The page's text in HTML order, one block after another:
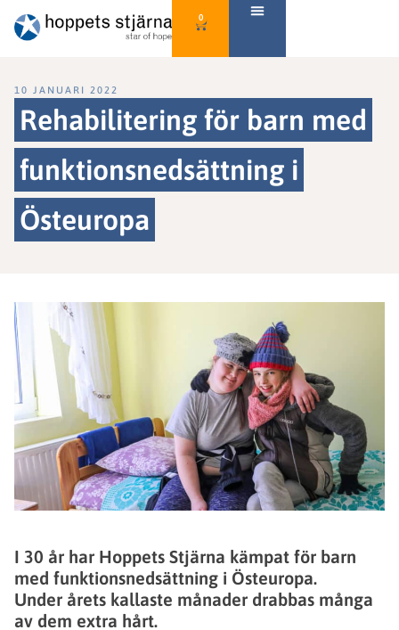
0
10 JANUARI 2022
Rehabilitering för barn med
funktionsnedsättning i
Östeuropa
I 30 år har Hoppets Stjärna kämpat för barn
med funktionsnedsättning i Östeuropa.
Under årets kallaste månader drabbas många
av dem extra hårt.